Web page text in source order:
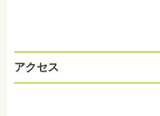
アクセス